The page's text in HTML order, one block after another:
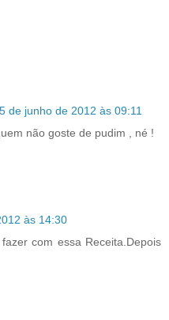
de junho de 2012 às 09:11
não goste de pudim , né !
às 14:30
com essa Receita.Depois